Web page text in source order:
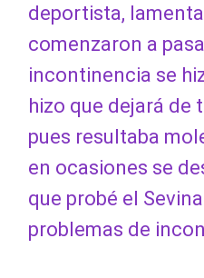
deportista,
comenzaron a
incontinencia se
hizo que dejará de
pues resultaba
en ocasiones se
que probé el
problemas de